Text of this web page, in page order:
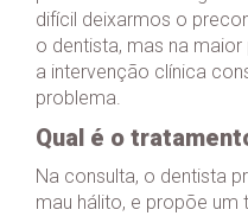
difícil deixarmos o
o dentista, mas na
a intervenção clínica
problema.
Qual é o
Na consulta, o dentista
mau hálito, e propõe um